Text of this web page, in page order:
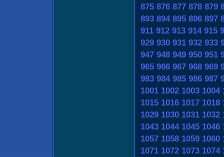
875 876 877 878 879
893 894 895 896 897
911 912 913 914 915
929 930 931 932 933
947 948 949 950 951
965 966 967 968 969
983 984 985 986 987
1001 1002 1003 1004
1015 1016 1017 1018
1029 1030 1031 1032
1043 1044 1045 1046
1057 1058 1059 1060
1071 1072 1073 1074